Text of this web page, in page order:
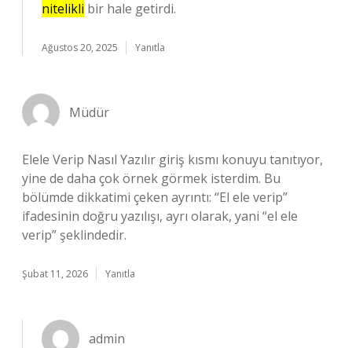
nitelikli bir hale getirdi.
Ağustos 20, 2025 Yanıtla
Müdür
Elele Verip Nasıl Yazılır giriş kısmı konuyu tanıtıyor,
yine de daha çok örnek görmek isterdim. Bu
bölümde dikkatimi çeken ayrıntı: “El ele verip”
ifadesinin doğru yazılışı, ayrı olarak, yani “el ele
verip” şeklindedir.
Şubat 11, 2026 Yanıtla
admin